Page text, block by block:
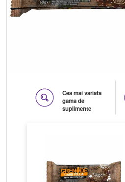
Cea mai variata
gama de
suplimente